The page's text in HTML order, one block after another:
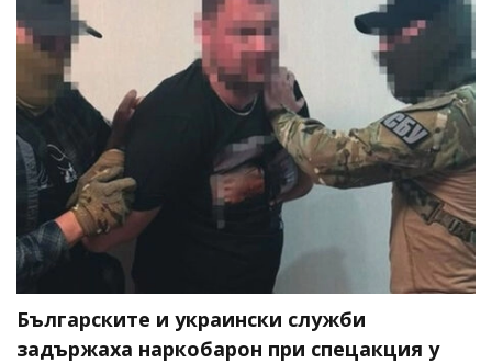
Българските и украински служби
задържаха наркобарон при спецакция у